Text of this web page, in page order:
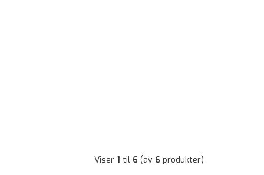
Viser 1 til 6 (av 6 produkter)